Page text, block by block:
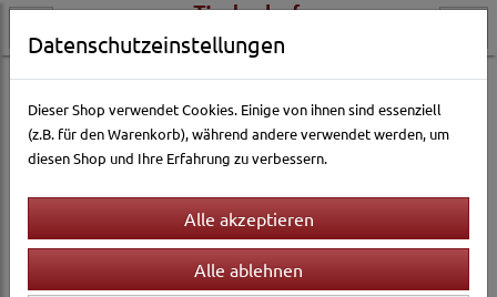
Hundewelt Halsbänder & Leinen Leinen Lederleinen
Datenschutzeinstellungen
Dieser Shop verwendet Cookies. Einige von ihnen sind essenziell
(z.B. für den Warenkorb), während andere verwendet werden, um
diesen Shop und Ihre Erfahrung zu verbessern.